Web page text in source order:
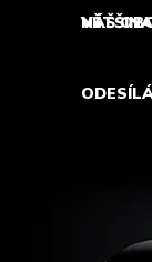
NÁŠ